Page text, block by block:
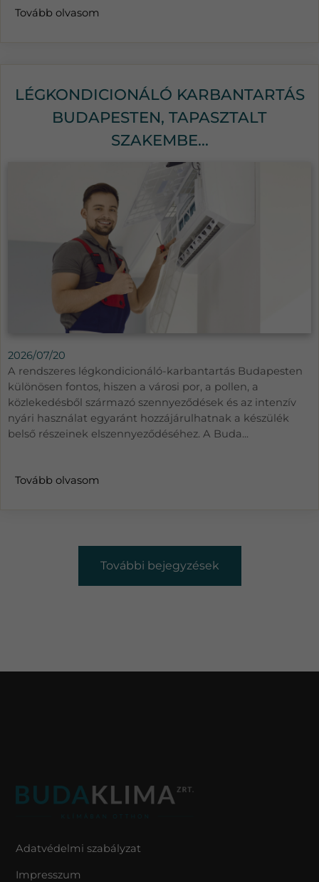
Tovább olvasom
LÉGKONDICIONÁLÓ KARBANTARTÁS
BUDAPESTEN, TAPASZTALT
SZAKEMBE...
2026/07/20
A rendszeres légkondicionáló-karbantartás Budapesten
különösen fontos, hiszen a városi por, a pollen, a
közlekedésből származó szennyeződések és az intenzív
nyári használat egyaránt hozzájárulhatnak a készülék
belső részeinek elszennyeződéséhez. A Buda...
Tovább olvasom
További bejegyzések
Adatvédelmi szabályzat
Impresszum